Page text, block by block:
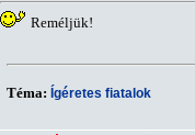
Reméljük!
Téma: Ígéretes fiatalok